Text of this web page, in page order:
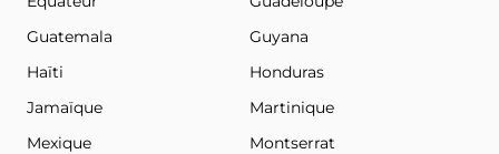
Guatemala
Guyana
Haïti
Honduras
Jamaïque
Martinique
Mexique
Montserrat